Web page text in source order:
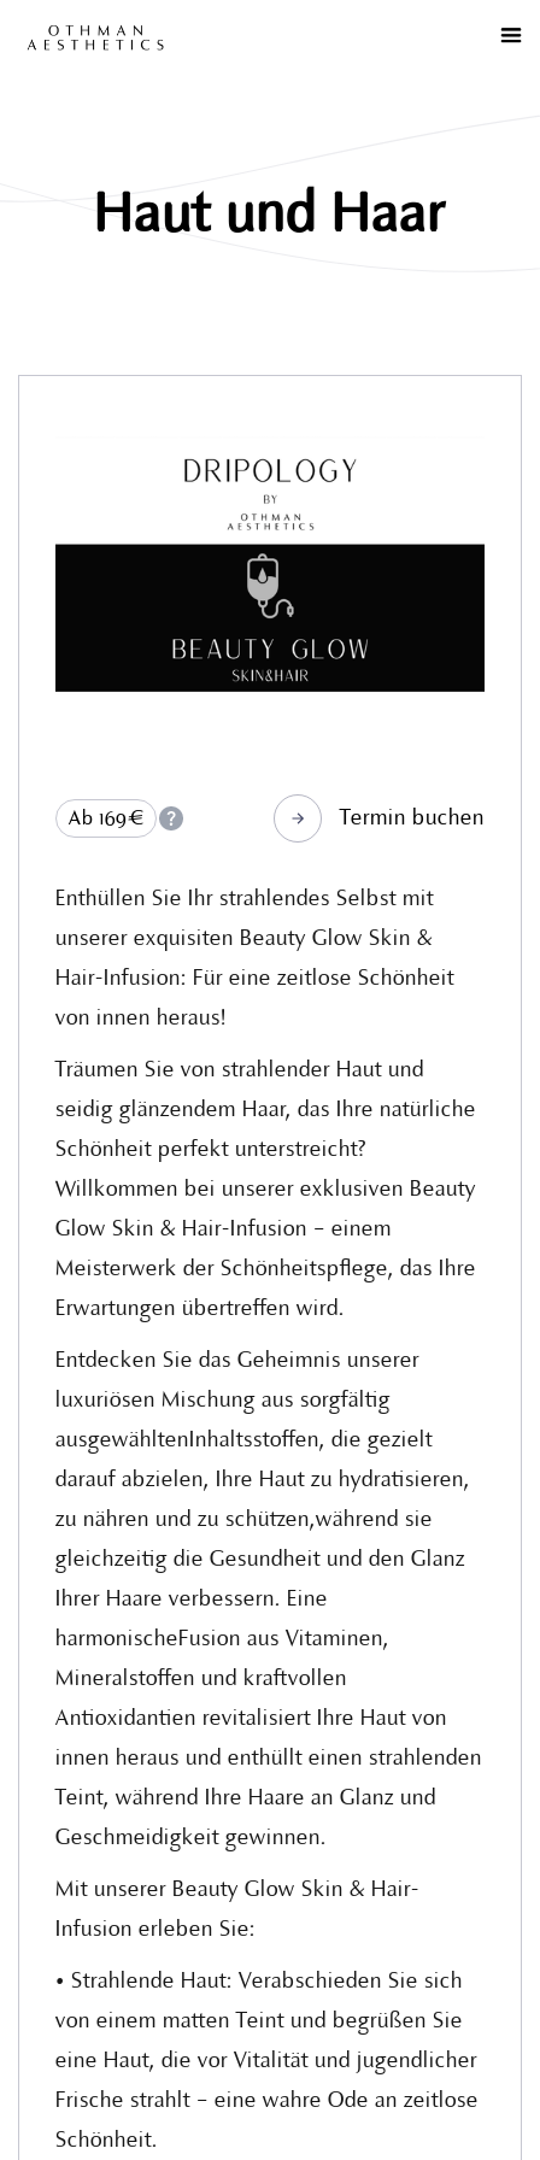
Haut und Haar
Ab 169€ Termin buchen
Enthüllen Sie Ihr strahlendes Selbst mit
unserer exquisiten Beauty Glow Skin &
Hair-Infusion: Für eine zeitlose Schönheit
von innen heraus!
Träumen Sie von strahlender Haut und
seidig glänzendem Haar, das Ihre natürliche
Schönheit perfekt unterstreicht?
Willkommen bei unserer exklusiven Beauty
Glow Skin & Hair-Infusion – einem
Meisterwerk der Schönheitspflege, das Ihre
Erwartungen übertreffen wird.
Entdecken Sie das Geheimnis unserer
luxuriösen Mischung aus sorgfältig
ausgewähltenInhaltsstoffen, die gezielt
darauf abzielen, Ihre Haut zu hydratisieren,
zu nähren und zu schützen,während sie
gleichzeitig die Gesundheit und den Glanz
Ihrer Haare verbessern. Eine
harmonischeFusion aus Vitaminen,
Mineralstoffen und kraftvollen
Antioxidantien revitalisiert Ihre Haut von
innen heraus und enthüllt einen strahlenden
Teint, während Ihre Haare an Glanz und
Geschmeidigkeit gewinnen.
Mit unserer Beauty Glow Skin & Hair-
Infusion erleben Sie:
• Strahlende Haut: Verabschieden Sie sich
von einem matten Teint und begrüßen Sie
eine Haut, die vor Vitalität und jugendlicher
Frische strahlt – eine wahre Ode an zeitlose
Schönheit.